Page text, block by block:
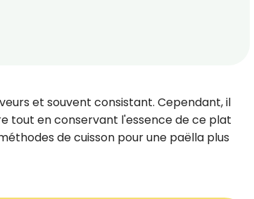
et souvent consistant. Cependant, il
tout en conservant l'essence de ce plat
de cuisson pour une paëlla plus